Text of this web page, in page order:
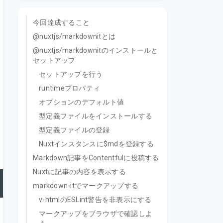
今回達成すること
@nuxtjs/markdownitとは
@nuxtjs/markdownitのインストールと
セットアップ
セットアップを行う
runtimeプロパティ
オプションのデフォルト値
型定義ファイルをインストールする
型定義ファイルの登録
Nuxtインスタンスに$mdを登録する
Markdown記事をContentfulに投稿する
Nuxtに記事の内容を表示する
markdown-itでマークアップする
v-htmlのESLint警告を非表示にする
マークアップをブラウザで確認しよ